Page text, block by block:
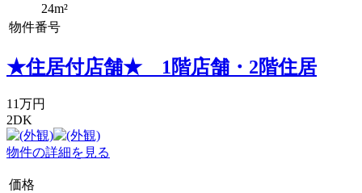
24m²
物件番号
★住居付店舗★ 1階店舗・2階住居
11万円
2DK
物件の詳細を見る
価格